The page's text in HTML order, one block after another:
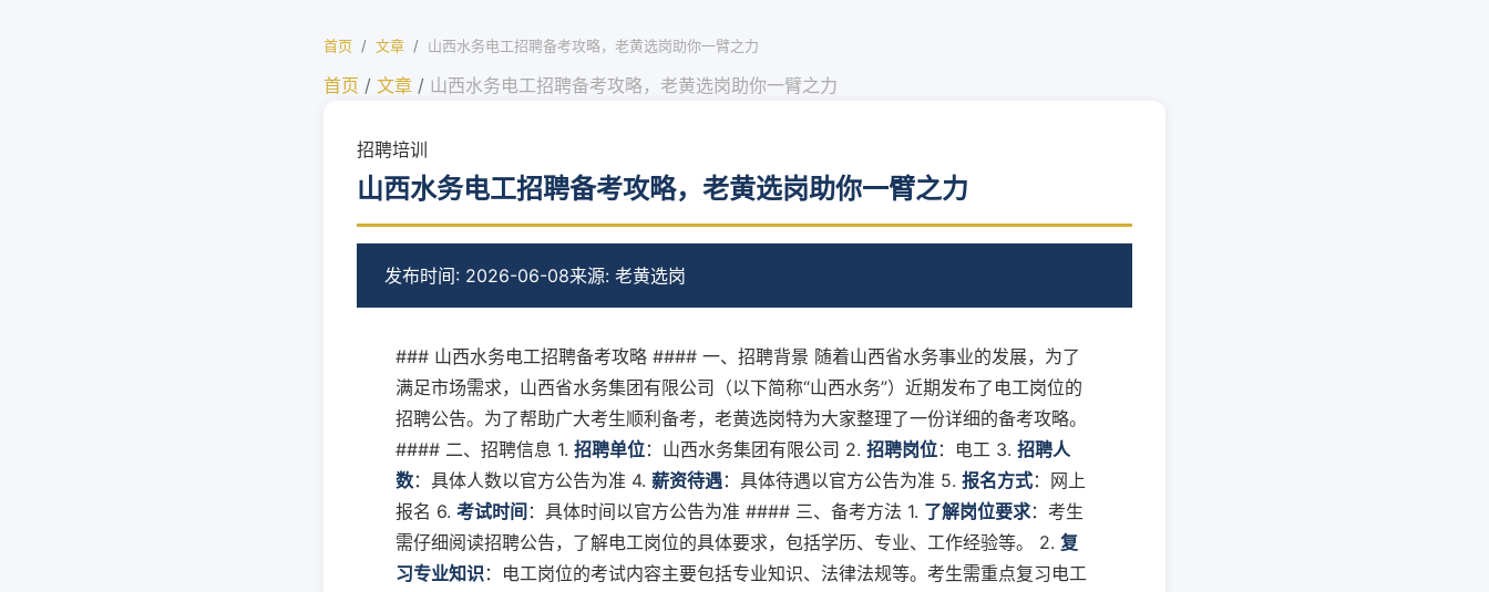
首页 / 文章 / 山西水务电工招聘备考攻略，老黄选岗助你一臂之力
首页 / 文章 / 山西水务电工招聘备考攻略，老黄选岗助你一臂之力
招聘培训
山西水务电工招聘备考攻略，老黄选岗助你一臂之力
发布时间: 2026-06-08来源: 老黄选岗
### 山西水务电工招聘备考攻略 #### 一、招聘背景 随着山西省水务事业的发展，为了
满足市场需求，山西省水务集团有限公司（以下简称“山西水务”）近期发布了电工岗位的
招聘公告。为了帮助广大考生顺利备考，老黄选岗特为大家整理了一份详细的备考攻略。
#### 二、招聘信息 1. 招聘单位：山西水务集团有限公司 2. 招聘岗位：电工 3. 招聘人
数：具体人数以官方公告为准 4. 薪资待遇：具体待遇以官方公告为准 5. 报名方式：网上
报名 6. 考试时间 ：具体时间以官方公告为准 #### 三、备考方法 1. 了解岗位要求：考生
需仔细阅读招聘公告，了解电工岗位的具体要求，包括学历、专业、工作经验等。 2. 复
习专业知识：电工岗位的考试内容主要包括专业知识、法律法规等。考生需重点复习电工